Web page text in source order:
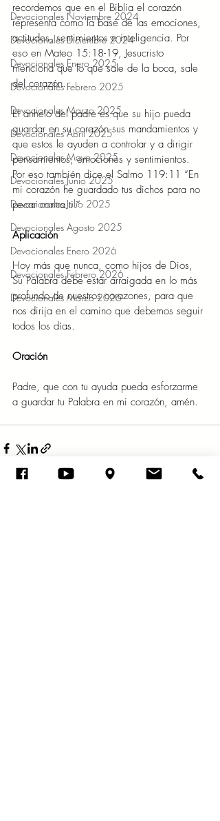
Devocionales Noviembre 2024
Devocionales Diciembre 2024
Devocionales Enero 2025
Devocionales Febrero 2025
Devocionales Marzo 2025
Devocionales Abril 2025
Devocionales Mayo 2025
Devocionales Junio 2025
Devocionales Julio 2025
Devocionales Agosto 2025
Devocionales Enero 2026
Devocionales Febrero 2026
Devocionales Marzo 2026
recordemos que en el Biblia el corazón
representa como la base de las emociones,
actitudes, sentimientos e inteligencia. Por
eso en Mateo 15:18-19, Jesucristo
menciona que lo que sale de la boca, sale
del corazón.
El anhelo del padre es que su hijo pueda
guardar en su corazón sus mandamientos y
que estos le ayuden a controlar y a dirigir
pensamientos, emociones y sentimientos.
Por eso también dice el Salmo 119:11 “En
mi corazón he guardado tus dichos para no
pecar contra ti.”
Aplicación
Hoy más que nunca, como hijos de Dios,
Su Palabra debe estar arraigada en lo más
profundo de nuestros corazones, para que
nos dirija en el camino que debemos seguir
todos los días.
Oración
Padre, que con tu ayuda pueda esforzarme
a guardar tu Palabra en mi corazón, amén.